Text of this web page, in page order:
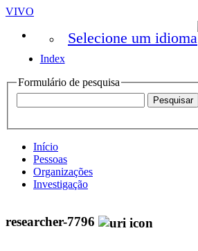
VIVO
Selecione um idioma
Index
Formulário de pesquisa
Início
Pessoas
Organizações
Investigação
researcher-7796